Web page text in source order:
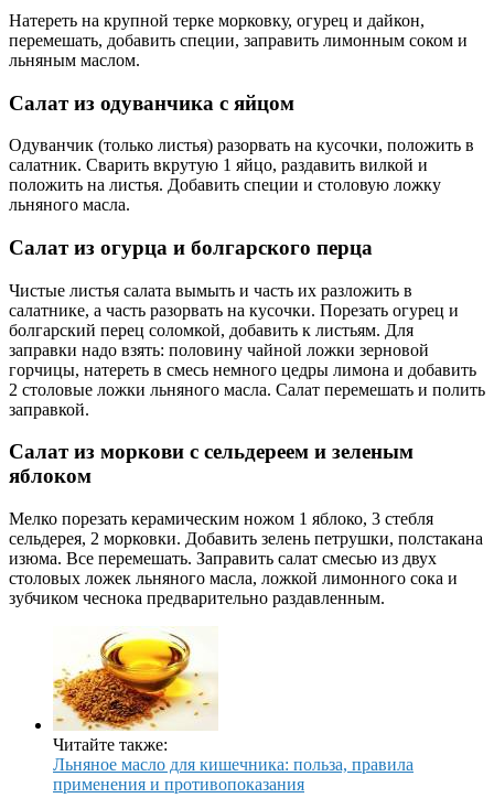
Натереть на крупной терке морковку, огурец и дайкон,
перемешать, добавить специи, заправить лимонным соком и
льняным маслом.
Салат из одуванчика с яйцом
Одуванчик (только листья) разорвать на кусочки, положить в
салатник. Сварить вкрутую 1 яйцо, раздавить вилкой и
положить на листья. Добавить специи и столовую ложку
льняного масла.
Салат из огурца и болгарского перца
Чистые листья салата вымыть и часть их разложить в
салатнике, а часть разорвать на кусочки. Порезать огурец и
болгарский перец соломкой, добавить к листьям. Для
заправки надо взять: половину чайной ложки зерновой
горчицы, натереть в смесь немного цедры лимона и добавить
2 столовые ложки льняного масла. Салат перемешать и полить
заправкой.
Салат из моркови с сельдереем и зеленым
яблоком
Мелко порезать керамическим ножом 1 яблоко, 3 стебля
сельдерея, 2 морковки. Добавить зелень петрушки, полстакана
изюма. Все перемешать. Заправить салат смесью из двух
столовых ложек льняного масла, ложкой лимонного сока и
зубчиком чеснока предварительно раздавленным.
Читайте также:
Льняное масло для кишечника: польза, правила
применения и противопоказания